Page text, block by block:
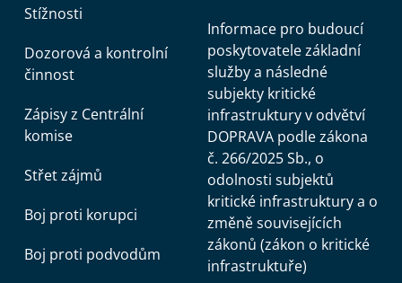
Stížnosti
Dozorová a kontrolní
činnost
Zápisy z Centrální
komise
Střet zájmů
Boj proti korupci
Boj proti podvodům
Informace pro budoucí
poskytovatele základní
služby a následné
subjekty kritické
infrastruktury v odvětví
DOPRAVA podle zákona
č. 266/2025 Sb., o
odolnosti subjektů
kritické infrastruktury a o
změně souvisejících
zákonů (zákon o kritické
infrastruktuře)